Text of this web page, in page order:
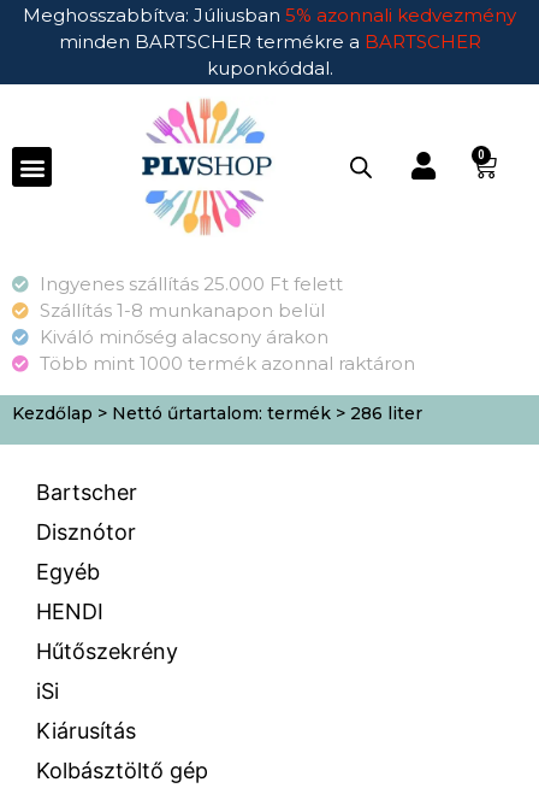
Meghosszabbítva: Júliusban 5% azonnali kedvezmény
minden BARTSCHER termékre a BARTSCHER
kuponkóddal.
0
Ingyenes szállítás 25.000 Ft felett
Szállítás 1-8 munkanapon belül
Kiváló minőség alacsony árakon
Több mint 1000 termék azonnal raktáron
Kezdőlap > Nettó űrtartalom: termék > 286 liter
Bartscher
Disznótor
Egyéb
HENDI
Hűtőszekrény
iSi
Kiárusítás
Kolbásztöltő gép